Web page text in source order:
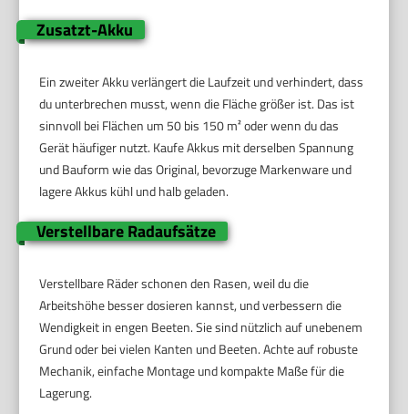
Zusatzt-Akku
Ein zweiter Akku verlängert die Laufzeit und verhindert, dass
du unterbrechen musst, wenn die Fläche größer ist. Das ist
sinnvoll bei Flächen um 50 bis 150 m² oder wenn du das
Gerät häufiger nutzt. Kaufe Akkus mit derselben Spannung
und Bauform wie das Original, bevorzuge Markenware und
lagere Akkus kühl und halb geladen.
Verstellbare Radaufsätze
Verstellbare Räder schonen den Rasen, weil du die
Arbeitshöhe besser dosieren kannst, und verbessern die
Wendigkeit in engen Beeten. Sie sind nützlich auf unebenem
Grund oder bei vielen Kanten und Beeten. Achte auf robuste
Mechanik, einfache Montage und kompakte Maße für die
Lagerung.